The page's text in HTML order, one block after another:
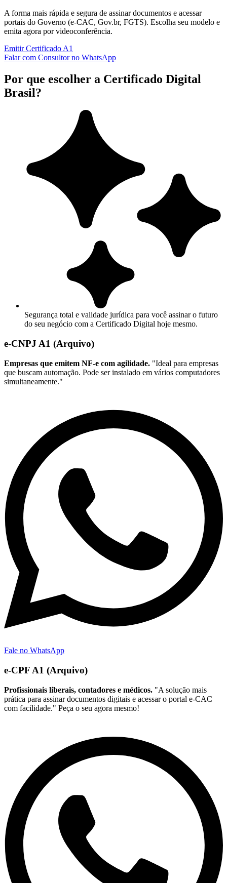
A forma mais rápida e segura de assinar documentos e acessar
portais do Governo (e-CAC, Gov.br, FGTS). Escolha seu modelo e
emita agora por videoconferência.
Emitir Certificado A1
Falar com Consultor no WhatsApp
Por que escolher a Certificado Digital
Brasil?
Segurança total e validade jurídica para você assinar o futuro
do seu negócio com a Certificado Digital hoje mesmo.
e-CNPJ A1 (Arquivo)
Empresas que emitem NF-e com agilidade. "Ideal para empresas
que buscam automação. Pode ser instalado em vários computadores
simultaneamente."
Fale no WhatsApp
e-CPF A1 (Arquivo)
Profissionais liberais, contadores e médicos. "A solução mais
prática para assinar documentos digitais e acessar o portal e-CAC
com facilidade." Peça o seu agora mesmo!